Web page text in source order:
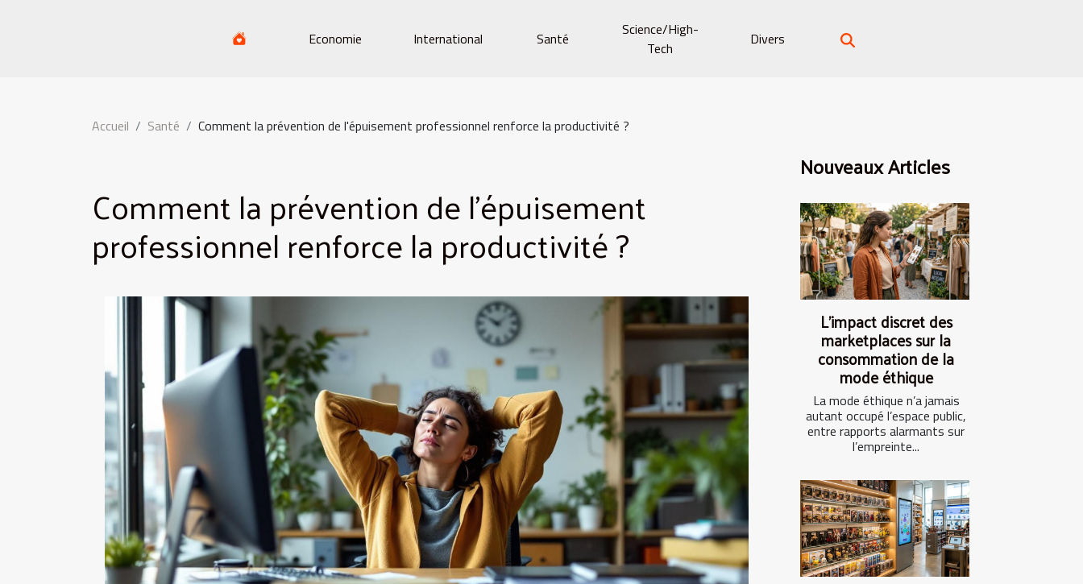
Economie International Santé
Science/High-
Tech
Divers
Accueil Santé Comment la prévention de l'épuisement professionnel renforce la productivité ?
Comment la prévention de l'épuisement
professionnel renforce la productivité ?
Nouveaux Articles
L’impact discret des
marketplaces sur la
consommation de la
mode éthique
La mode éthique n’a jamais
autant occupé l’espace public,
entre rapports alarmants sur
l’empreinte...